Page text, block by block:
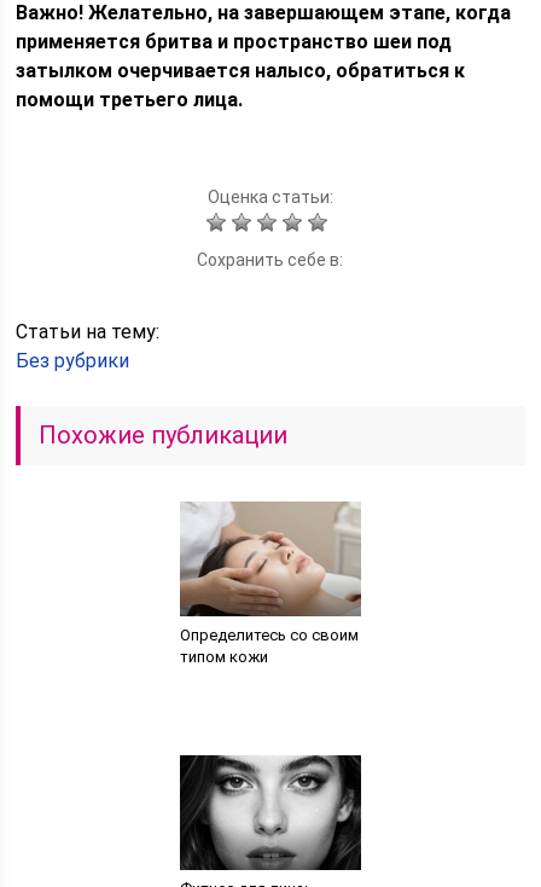
Важно! Желательно, на завершающем этапе, когда
применяется бритва и пространство шеи под
затылком очерчивается налысо, обратиться к
помощи третьего лица.
Оценка статьи:
Сохранить себе в:
Статьи на тему:
Без рубрики
Похожие публикации
Определитесь со своим
типом кожи